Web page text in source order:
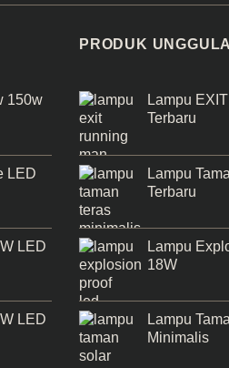
150w
LED
LED
LED
PRODUK
Lampu
Terbaru
Lampu
Terbaru
Lampu
18W
Lampu
Minimalis